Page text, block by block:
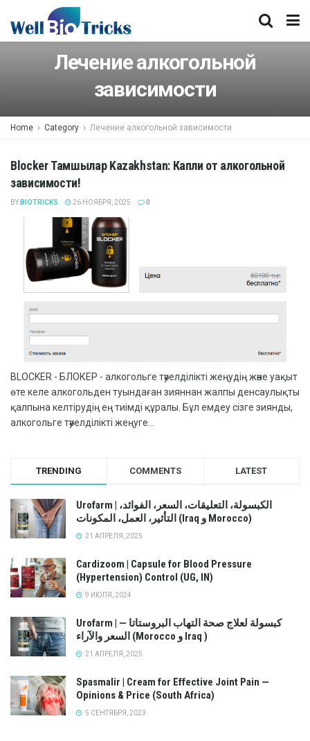
Лечение алкогольной
зависимости
Home Category Лечение алкогольной зависимости
Blocker Тамшылар Kazakhstan: Капли от алкогольной
зависимости!
BY BIOTRICKS 26 НОЯБРЯ, 2025 0
BLOCKER - БЛОКЕР - алкогольге тәуелділікті жеңудің және уақыт
өте келе алкогольден туындаған зияннан жалпы денсаулықты
қалпына келтірудің ең тиімді құралы. Бұл емдеу сізге зиянды,
алкогольге тәуелділікті жеңуге...
TRENDING COMMENTS LATEST
Urofarm | الكبسولة، التعليقات، السعر، الفوائد،
التأثير، العمل، المكونات (Iraq و Morocco)
21 АПРЕЛЯ, 2025
Cardizoom | Capsule for Blood Pressure
(Hypertension) Control (UG, IN)
9 ИЮЛЯ, 2024
Urofarm | كبسولة لعلاج صحة التهاب البروستاتا —
السعر والآراء (Morocco و Iraq )
21 АПРЕЛЯ, 2025
Spasmalir | Cream for Effective Joint Pain —
Opinions & Price (South Africa)
5 СЕНТЯБРЯ, 2023